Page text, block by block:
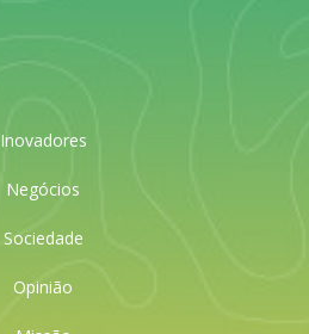
Inovadores
Negócios
Sociedade
Opinião